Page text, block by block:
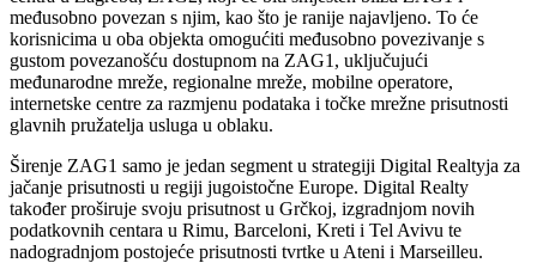
međusobno povezan s njim, kao što je ranije najavljeno. To će
korisnicima u oba objekta omogućiti međusobno povezivanje s
gustom povezanošću dostupnom na ZAG1, uključujući
međunarodne mreže, regionalne mreže, mobilne operatore,
internetske centre za razmjenu podataka i točke mrežne prisutnosti
glavnih pružatelja usluga u oblaku.
Širenje ZAG1 samo je jedan segment u strategiji Digital Realtyja za
jačanje prisutnosti u regiji jugoistočne Europe. Digital Realty
također proširuje svoju prisutnost u Grčkoj, izgradnjom novih
podatkovnih centara u Rimu, Barceloni, Kreti i Tel Avivu te
nadogradnjom postojeće prisutnosti tvrtke u Ateni i Marseilleu.